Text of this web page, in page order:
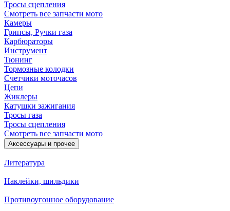
Тросы сцепления
Смотреть все запчасти мото
Камеры
Грипсы, Ручки газа
Карбюраторы
Инструмент
Тюнинг
Тормозные колодки
Счетчики моточасов
Цепи
Жиклеры
Катушки зажигания
Тросы газа
Тросы сцепления
Смотреть все запчасти мото
Аксессуары и прочее
Литература
Наклейки, шильдики
Противоугонное оборудование